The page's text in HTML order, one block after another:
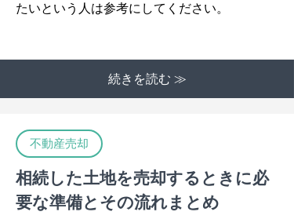
たいという人は参考にしてください。
続きを読む ≫
不動産売却
相続した土地を売却するときに必
要な準備とその流れまとめ